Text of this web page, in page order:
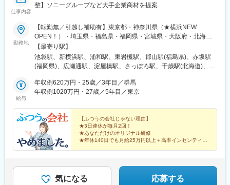
仕事内容
整】ソニーグループなど大手企業商材を提案
勤務地
【転勤無／引越し補助有】東京都・神奈川県（★横浜NEW
OPEN！）・埼玉県・福島県・福岡県・宮城県・大阪府・北海道
（★千歳NEW OPEN！）・群馬県・広島県・千葉県・茨城県の自
社拠点・プロジェクト先※希望があれば転勤可能※U・Iターン支援
有（引越し支援制度）※車通勤OKの場合は無料駐車場完備■東京本
歩8分■浦和支社「浦和駅」徒歩3分■岩槻支社「東岩槻駅」徒歩4
分■福島支店「郡山駅」徒歩1分※車通勤OK■福岡支店 「赤坂
分・「仙台駅」徒歩7分■大阪支店 「本町駅 」徒歩2分■北海道札
幌支店「さっぽろ駅」徒歩5分・「大通駅」徒歩3分・「札幌駅」
徒歩5分※車通勤OK■北海道千歳支店 ★3月OPEN！「千歳駅」徒
歩5分※車通勤OK■群馬支店「高崎駅」より車で10分※車通勤OK■
広島支店「縮景園前駅」徒歩1分・「広島駅」徒歩10分※受動喫煙
【最寄り駅】
池袋駅、新横浜駅、浦和駅、東岩槻駅、郡山駅(福島県)、赤坂駅
(福岡県)、広瀬通駅、淀屋橋駅、さっぽろ駅、千歳駅(北海道)、佐
駅、北浜駅(大阪府)、大通駅、女学院前駅、あおば通駅、なにわ橋
駅、西４丁目駅、家庭裁判所前駅
給与
年収例620万円・25歳／3年目／群馬
年収例1020万円・27歳／5年目／東京
【ふつうの会社じゃない理由】
★3日連休が毎月2回！
★あなただけのオリジナル研修
★年休140日でも月給25万円以上＋高率インセンティブ
★最大100万円！自動車購入補助 など福利厚生も魅力
気になる 応募する